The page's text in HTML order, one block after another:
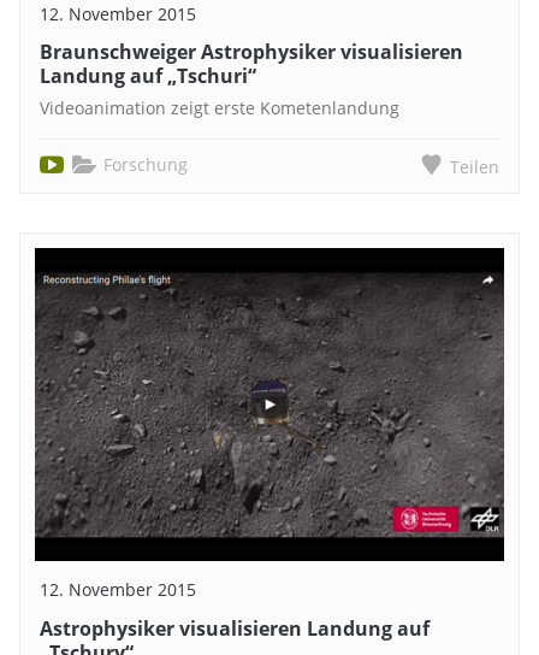
12. November 2015
Braunschweiger Astrophysiker visualisieren
Landung auf „Tschuri“
Videoanimation zeigt erste Kometenlandung
Forschung Teilen
12. November 2015
Astrophysiker visualisieren Landung auf